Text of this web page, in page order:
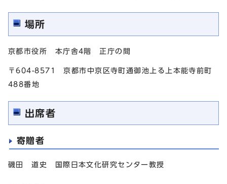
場所
京都市役所 本庁舎4階 正庁の間
〒604-8571 京都市中京区寺町通御池上る上本能寺前町
488番地
出席者
寄贈者
磯田 道史 国際日本文化研究センター教授